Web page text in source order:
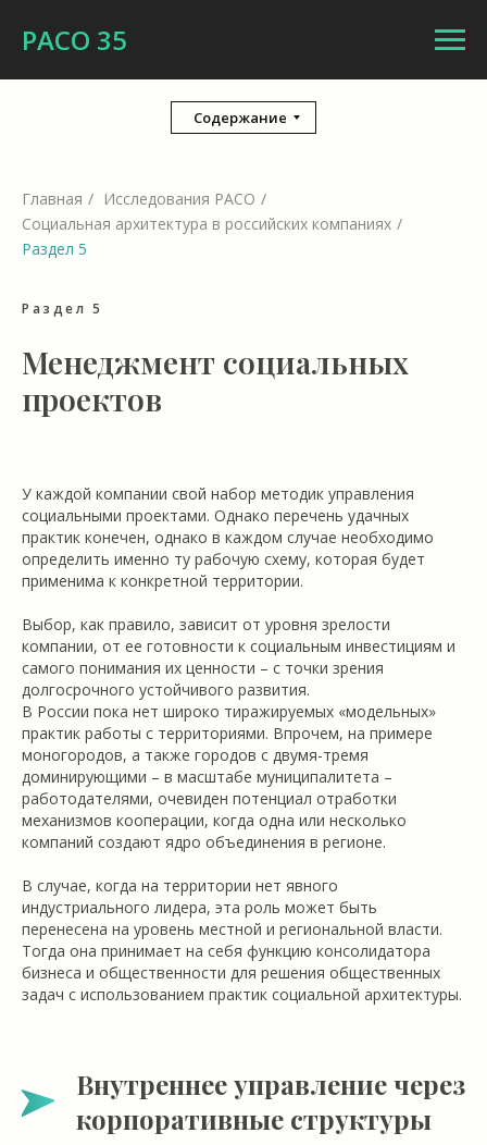
РАСО 35
Содержание
Главная / Исследования РАСО /
Социальная архитектура в российских компаниях /
Раздел 5
Раздел 5
Менеджмент социальных
проектов
У каждой компании свой набор методик управления
социальными проектами. Однако перечень удачных
практик конечен, однако в каждом случае необходимо
определить именно ту рабочую схему, которая будет
применима к конкретной территории.
Выбор, как правило, зависит от уровня зрелости
компании, от ее готовности к социальным инвестициям и
самого понимания их ценности – с точки зрения
долгосрочного устойчивого развития.
В России пока нет широко тиражируемых «модельных»
практик работы с территориями. Впрочем, на примере
моногородов, а также городов с двумя-тремя
доминирующими – в масштабе муниципалитета –
работодателями, очевиден потенциал отработки
механизмов кооперации, когда одна или несколько
компаний создают ядро объединения в регионе.
В случае, когда на территории нет явного
индустриального лидера, эта роль может быть
перенесена на уровень местной и региональной власти.
Тогда она принимает на себя функцию консолидатора
бизнеса и общественности для решения общественных
задач с использованием практик социальной архитектуры.
Внутреннее управление через
корпоративные структуры